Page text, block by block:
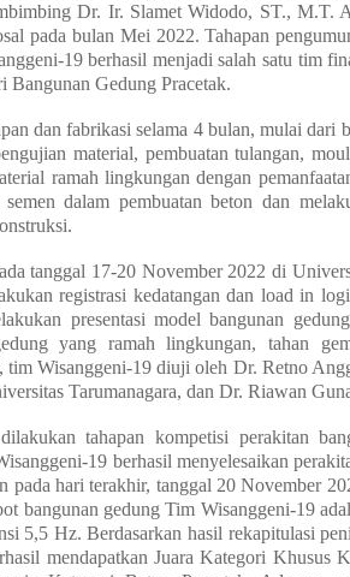
Dr. Ir. Slamet Widodo, ST.,
pada bulan Mei 2022. Tahapan
19 berhasil menjadi salah satu tim
Bangunan Gedung Pracetak.
dan fabrikasi selama 4 bulan, mulai dari
material, pembuatan tulangan,
ramah lingkungan dengan
dalam pembuatan beton dan
tanggal 17-20 November 2022 di
registrasi kedatangan dan load in
presentasi model bangunan
yang ramah lingkungan, tahan
tim Wisanggeni-19 diuji oleh Dr. Retno
Tarumanagara, dan Dr. Riawan
tahapan kompetisi perakitan
19 berhasil menyelesaikan
pada hari terakhir, tanggal 20 November
bangunan gedung Tim Wisanggeni-19
5,5 Hz. Berdasarkan hasil rekapitulasi
mendapatkan Juara Kategori Khusus